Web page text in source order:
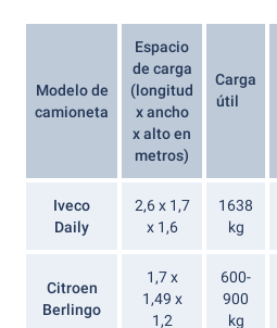
Modelo de
camioneta
Espacio
de carga
(longitud
x ancho
x alto en
metros)
Carga
útil
Iveco
Daily
2,6 x 1,7
x 1,6
1638
kg
Citroen
Berlingo
1,7 x
1,49 x
1,2
600-
900
kg